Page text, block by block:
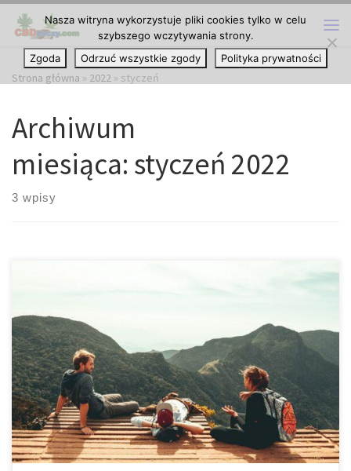
Przejdź do treści
Strona główna » 2022 » styczeń
Archiwum
miesiąca: styczeń 2022
3 wpisy
Kilka dobrych, niekonwencjonalnych nawyków w dobrym związku.
Nasza obsesja na punkcie miłości jest tak intensywna, że ​​
ukształtowaliśmy wokół niej kulturę. Miłość jest głównym tematem
filmów, piosenek, książek i rozmów z przyjaciółmi i rodziną. Jest
również odpowiedzialny za wielomilionową branżę aplikacji
randkowych. Ta twierdza na ten temat wpłynęła na sposób, w […]
Nasza witryna wykorzystuje pliki cookies tylko w celu
szybszego wczytywania strony.
Zgoda
Odrzuć wszystkie zgody Polityka prywatności